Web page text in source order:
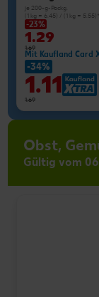
je 200-g-Packg.
(1 kg = 6.45) / (1 kg =
-23%
1.29
1.69
Mit Kaufland Card
-34%
1.11
1.69
Obst,
Gültig vom